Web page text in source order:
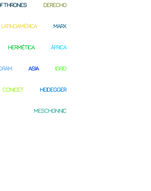
THRONES DERECHO
LATINOAMÉRICA MARX
HERMÉTICA ÁFRICA
ASIA IORIO
CONICET HEIDEGGER
MESCHONNIC